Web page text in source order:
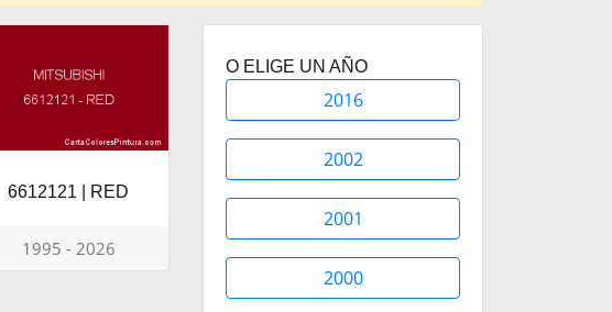
6612121 | RED
1995 - 2026
O ELIGE UN AÑO
2016
2002
2001
2000